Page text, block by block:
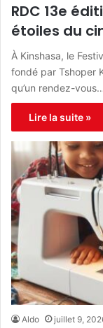
RDC 13e
étoiles du
À Kinshasa, le
fondé par Tshoper
qu’un rendez-vous…
Lire la suite »
Aldo juillet 9,